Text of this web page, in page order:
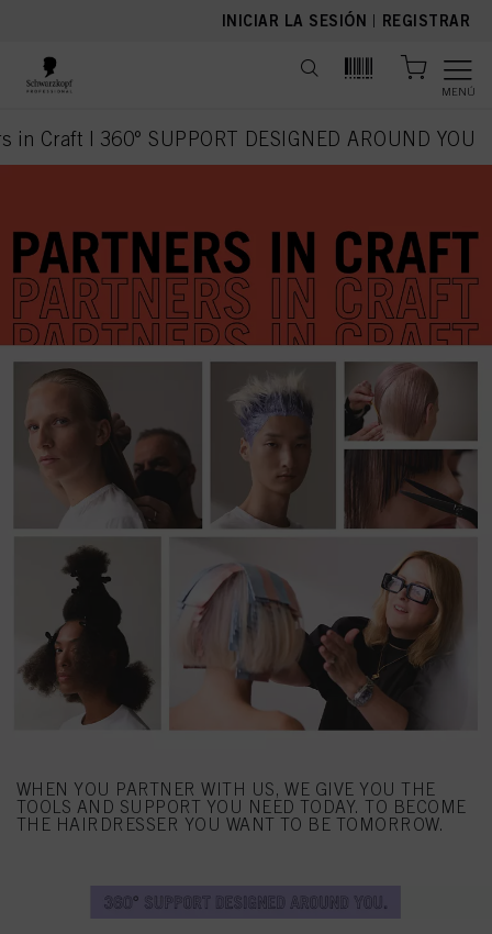
INICIAR LA SESIÓN | REGISTRAR
MENÚ
in Craft | 360° SUPPORT DESIGNED AROUND YOU
current page
WHEN YOU PARTNER WITH US, WE GIVE YOU THE
TOOLS AND SUPPORT YOU NEED TODAY. TO BECOME
THE HAIRDRESSER YOU WANT TO BE TOMORROW.